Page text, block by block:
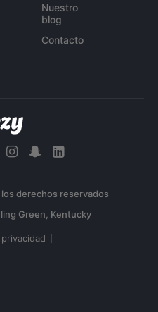
Nuestro
blog
Contacto
derechos reservados